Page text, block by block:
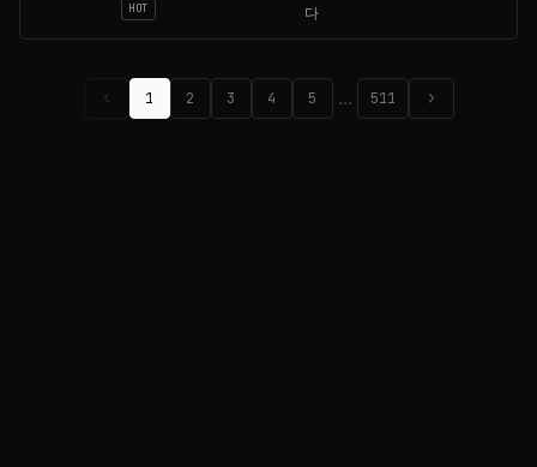
HOT
다
chevron_left 1 2 3 4 5 … 511 chevron_right